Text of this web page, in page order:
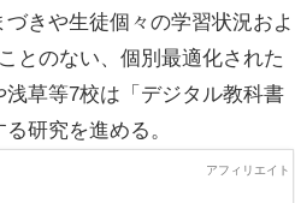
きや生徒個々の学習状況およ
とのない、個別最適化された
草等7校は「デジタル教科書
研究を進める。